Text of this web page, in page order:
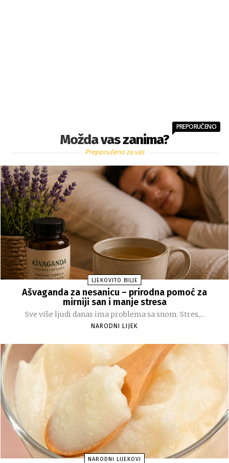
Možda vas zanima?
PREPORUČENO
Preporučeno za vas
LJEKOVITO BILJE
Ašvaganda za nesanicu – prirodna pomoć za
mirniji san i manje stresa
Sve više ljudi danas ima problema sa snom. Stres,...
NARODNI LIJEK
NARODNI LIJEKOVI